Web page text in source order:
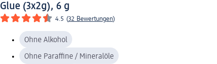
Glue (3x2g), 6 g
4.5 (32 Bewertungen)
Ohne Alkohol
Ohne Paraffine / Mineralöle